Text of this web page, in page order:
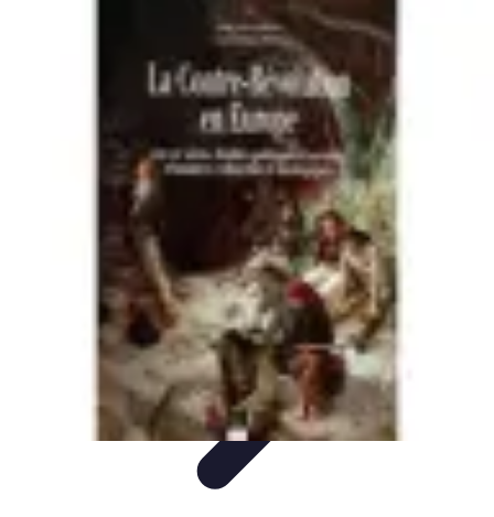
Destinations FamilleConseils
Conseils de Voyage
Vacances Inoubliables